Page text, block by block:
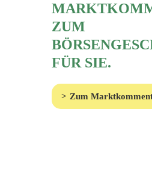
ZUM
FÜR SIE.
Zum